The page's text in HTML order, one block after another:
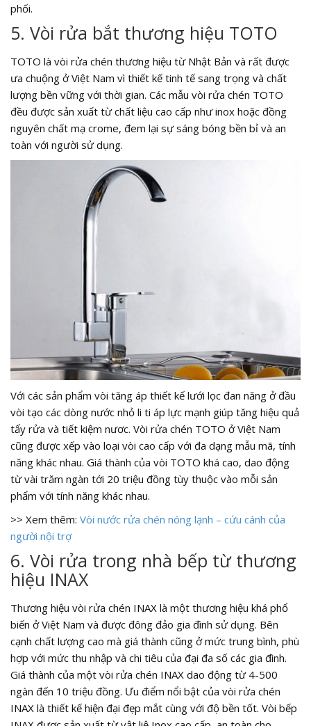
phối.
5. Vòi rửa bắt thương hiệu TOTO
TOTO là vòi rửa chén thương hiệu từ Nhật Bản và rất được
ưa chuộng ở Việt Nam vì thiết kế tinh tế sang trọng và chất
lượng bền vững với thời gian. Các mẫu vòi rửa chén TOTO
đều được sản xuất từ chất liệu cao cấp như inox hoặc đồng
nguyên chất mạ crome, đem lại sự sáng bóng bền bỉ và an
toàn với người sử dụng.
Với các sản phẩm vòi tăng áp thiết kế lưới lọc đan năng ở đầu
vòi tạo các dòng nước nhỏ li ti áp lực mạnh giúp tăng hiệu quả
tẩy rửa và tiết kiệm nươc. Vòi rửa chén TOTO ở Việt Nam
cũng được xếp vào loại vòi cao cấp với đa dạng mẫu mã, tính
năng khác nhau. Giá thành của vòi TOTO khá cao, dao động
từ vài trăm ngàn tới 20 triệu đồng tùy thuộc vào mỗi sản
phẩm với tính năng khác nhau.
>> Xem thêm: Vòi nước rửa chén nóng lạnh – cứu cánh của
người nội trợ
6. Vòi rửa trong nhà bếp từ thương
hiệu INAX
Thương hiệu vòi rửa chén INAX là một thương hiệu khá phổ
biến ở Việt Nam và được đông đảo gia đình sử dụng. Bên
cạnh chất lượng cao mà giá thành cũng ở mức trung bình, phù
hợp với mức thu nhập và chi tiêu của đại đa số các gia đình.
Giá thành của một vòi rửa chén INAX dao động từ 4-500
ngàn đến 10 triệu đồng. Ưu điểm nổi bật của vòi rửa chén
INAX là thiết kế hiện đại đẹp mắt cùng với độ bền tốt. Vòi bếp